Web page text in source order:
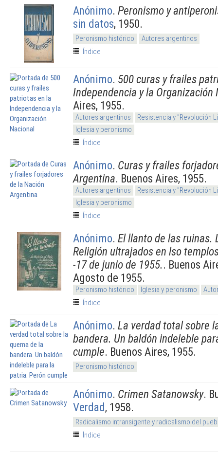
Anónimo. Peronismo y
sin datos, 1950.
Peronismo histórico
Autores argentinos
Índice
Anónimo. 500 curas y frailes
Independencia y la Organización
Aires, 1955.
Autores argentinos
Resistencia y "Revolución
Iglesia y peronismo
Índice
Anónimo. Curas y frailes
Argentina. Buenos Aires, 1955.
Autores argentinos
Resistencia y "Revolución
Iglesia y peronismo
Índice
Anónimo. El llanto de las ruinas.
Religión ultrajados en lso
-17 de junio de 1955.. Buenos
Agosto de 1955.
Peronismo histórico Iglesia y peronismo
Índice
Anónimo. La verdad total sobre
bandera. Un baldón indeleble
cumple. Buenos Aires, 1955.
Peronismo histórico
Anónimo. Crimen Satanowsky.
Verdad, 1958.
Radicalismo intransigente y radicalismo del
Índice